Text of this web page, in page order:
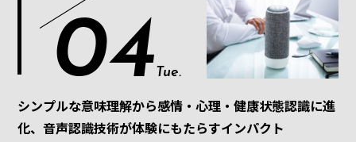
04 Tue.
シンプルな意味理解から感情・心理・健康状態認識に進
化、音声認識技術が体験にもたらすインパクト